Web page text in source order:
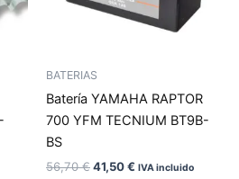
BATERIAS
Batería YAMAHA RAPTOR
700 YFM TECNIUM BT9B-
BS
56,70€El
41,50€ El
IVA incluido